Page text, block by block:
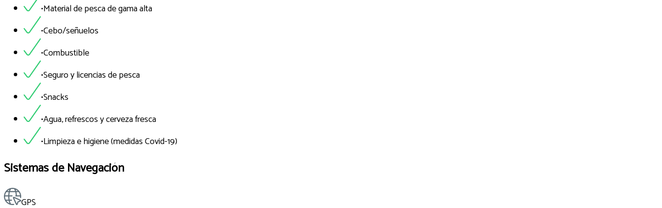
•Material de pesca de gama alta
•Cebo/señuelos
•Combustible
•Seguro y licencias de pesca
•Snacks
•Agua, refrescos y cerveza fresca
•Limpieza e higiene (medidas Covid-19)
Sistemas de Navegación
GPS